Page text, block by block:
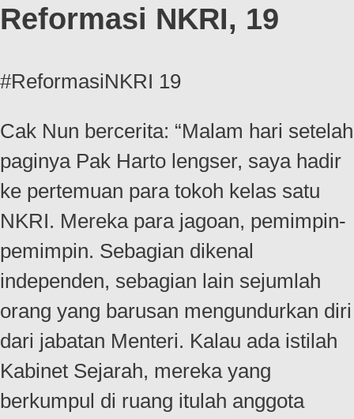
Reformasi NKRI, 19
#ReformasiNKRI 19
Cak Nun bercerita: “Malam hari setelah
paginya Pak Harto lengser, saya hadir
ke pertemuan para tokoh kelas satu
NKRI. Mereka para jagoan, pemimpin-
pemimpin. Sebagian dikenal
independen, sebagian lain sejumlah
orang yang barusan mengundurkan diri
dari jabatan Menteri. Kalau ada istilah
Kabinet Sejarah, mereka yang
berkumpul di ruang itulah anggota